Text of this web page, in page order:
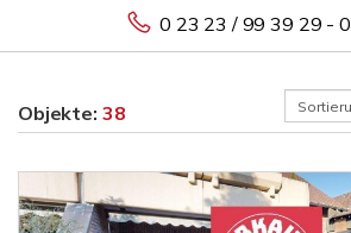
0 23 23 / 99 39 29 - 0
Objekte: 38